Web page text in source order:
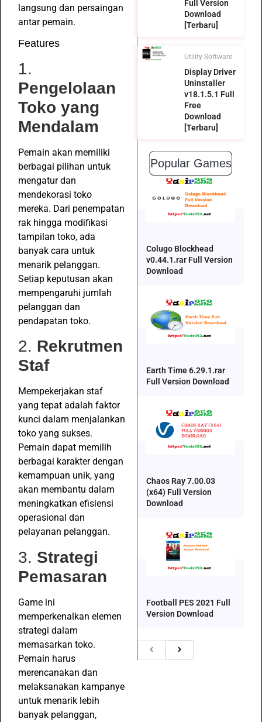
langsung dan persaingan
antar pemain.
Features
1.
Pengelolaan
Toko yang
Mendalam
Pemain akan memiliki
berbagai pilihan untuk
mengatur dan
mendekorasi toko
mereka. Dari penempatan
rak hingga modifikasi
tampilan toko, ada
banyak cara untuk
menarik pelanggan.
Setiap keputusan akan
mempengaruhi jumlah
pelanggan dan
pendapatan toko.
2. Rekrutmen
Staf
Mempekerjakan staf
yang tepat adalah faktor
kunci dalam menjalankan
toko yang sukses.
Pemain dapat memilih
berbagai karakter dengan
kemampuan unik, yang
akan membantu dalam
meningkatkan efisiensi
operasional dan
pelayanan pelanggan.
3. Strategi
Pemasaran
Game ini
memperkenalkan elemen
strategi dalam
memasarkan toko.
Pemain harus
merencanakan dan
melaksanakan kampanye
untuk menarik lebih
banyak pelanggan,
Full Version
Download
[Terbaru]
Utility Software
Display Driver
Uninstaller
v18.1.5.1 Full
Free
Download
[Terbaru]
Popular Games
Colugo Blockhead
v0.44.1.rar Full Version
Download
Earth Time 6.29.1.rar
Full Version Download
Chaos Ray 7.00.03
(x64) Full Version
Download
Football PES 2021 Full
Version Download